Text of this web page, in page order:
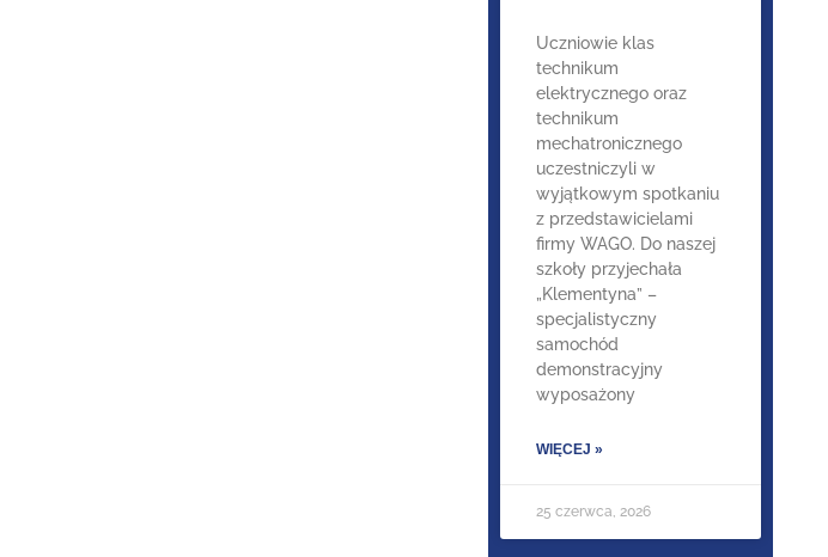
Uczniowie klas
technikum
elektrycznego oraz
technikum
mechatronicznego
uczestniczyli w
wyjątkowym spotkaniu
z przedstawicielami
firmy WAGO. Do naszej
szkoły przyjechała
„Klementyna” –
specjalistyczny
samochód
demonstracyjny
wyposażony
WIĘCEJ »
25 czerwca, 2026